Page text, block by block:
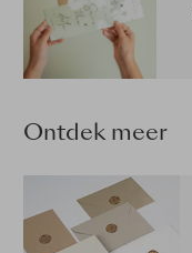
Ontdek meer